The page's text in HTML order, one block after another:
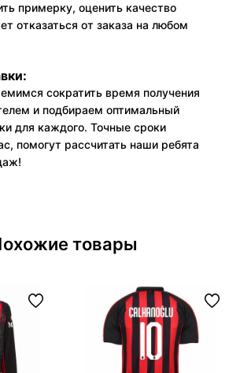
примерку, оценить качество
отказаться от заказа на любом
сократить время получения
и подбираем оптимальный
для каждого. Точные сроки
помогут рассчитать наши ребята
товары